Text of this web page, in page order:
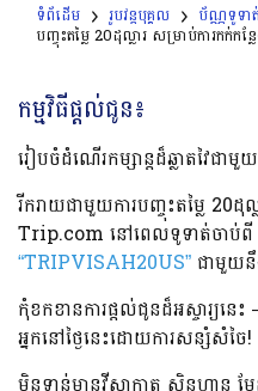
ទំព័ដើម រូបវន្តបុគ្គល ប័ណ្ណទូទា
បញ្ចុះតម្លៃ 20ដុល្លារ សម្រាប់ការកក់
កម្មវិធីផ្តល់ជូន៖
រៀបចំដំណើរកម្សាន្តដ៏ឆ្លាតវៃជ
រីករាយជាមួយការបញ្ចុះតម្លៃ 20ដុ
Trip.com នៅពេលទូទាត់ចាប់
“TRIPVISAH20US” ជាមួយ
កុំខកខានការផ្តល់ជូនដ៏អស្ចារ្យនេ
អ្នកនៅថ្ងៃនេះដោយការសន្សំសំចៃ!